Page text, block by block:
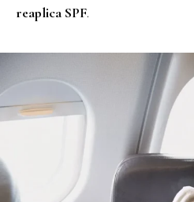
reaplica SPF.